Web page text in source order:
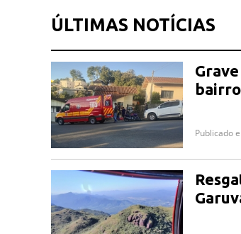
ÚLTIMAS NOTÍCIAS
Publicado